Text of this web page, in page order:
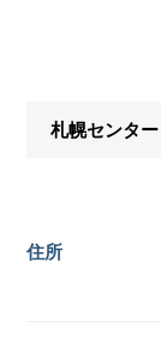
札幌センター
住所